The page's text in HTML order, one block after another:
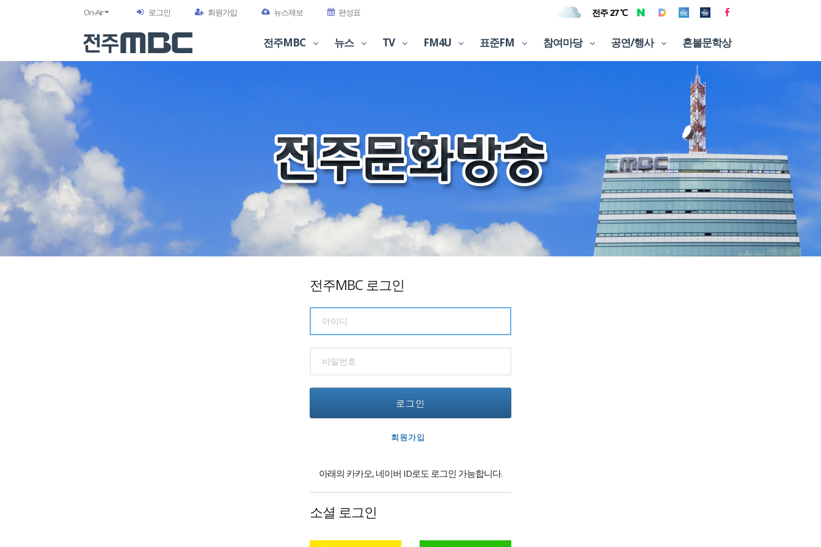
On-Air 로그인 회원가입 뉴스제보 편성표 전주 27 ℃
전주MBC 뉴스 TV FM4U 표준FM 참여마당 공연/행사 혼불문학상
전주MBC 로그인
로그인
회원가입
아래의 카카오, 네이버 ID로도 로그인 가능합니다.
소셜 로그인